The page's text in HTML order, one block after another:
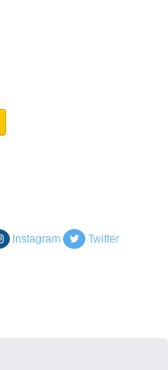
Instagram Twitter